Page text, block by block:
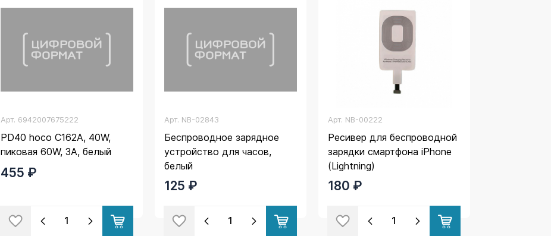
Арт. 6942007675222
PD40 hoco C162A, 40W,
пиковая 60W, 3A, белый
455 ₽
Арт. NB-02843
Беспроводное зарядное
устройство для часов,
белый
125 ₽
Арт. NB-00222
Ресивер для беспроводной
зарядки смартфона iPhone
(Lightning)
180 ₽